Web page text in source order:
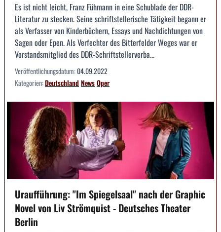
Es ist nicht leicht, Franz Fühmann in eine Schublade der DDR-
Literatur zu stecken. Seine schriftstellerische Tätigkeit begann er
als Verfasser von Kinderbüchern, Essays und Nachdichtungen von
Sagen oder Epen. Als Verfechter des Bitterfelder Weges war er
Vorstandsmitglied des DDR-Schriftstellerverba...
Veröffentlichungsdatum:04.09.2022
Kategorien:DeutschlandNewsOper
Uraufführung: "Im Spiegelsaal" nach der Graphic
Novel von Liv Strömquist - Deutsches Theater
Berlin